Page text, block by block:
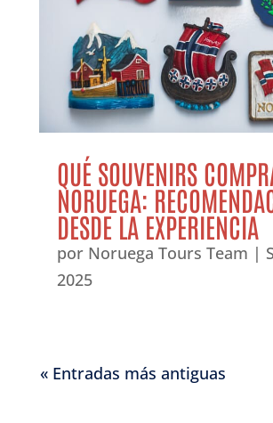
QUÉ SOUVENIRS
NORUEGA:
DESDE LA EXPERIENCIA
por Noruega Tours Team |
2025
« Entradas más antiguas